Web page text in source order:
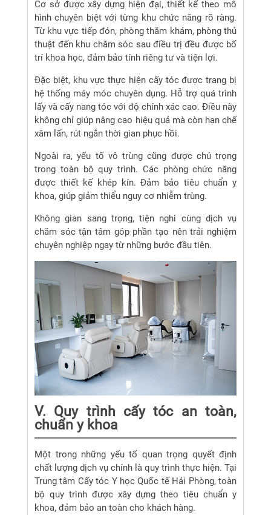
Cơ sở được xây dựng hiện đại, thiết kế theo mô
hình chuyên biệt với từng khu chức năng rõ ràng.
Từ khu vực tiếp đón, phòng thăm khám, phòng thủ
thuật đến khu chăm sóc sau điều trị đều được bố
trí khoa học, đảm bảo tính riêng tư và tiện lợi.
Đặc biệt, khu vực thực hiện cấy tóc được trang bị
hệ thống máy móc chuyên dụng. Hỗ trợ quá trình
lấy và cấy nang tóc với độ chính xác cao. Điều này
không chỉ giúp nâng cao hiệu quả mà còn hạn chế
xâm lấn, rút ngắn thời gian phục hồi.
Ngoài ra, yếu tố vô trùng cũng được chú trọng
trong toàn bộ quy trình. Các phòng chức năng
được thiết kế khép kín. Đảm bảo tiêu chuẩn y
khoa, giúp giảm thiểu nguy cơ nhiễm trùng.
Không gian sang trọng, tiện nghi cùng dịch vụ
chăm sóc tận tâm góp phần tạo nên trải nghiệm
chuyên nghiệp ngay từ những bước đầu tiên.
V. Quy trình cấy tóc an toàn,
chuẩn y khoa
Một trong những yếu tố quan trọng quyết định
chất lượng dịch vụ chính là quy trình thực hiện. Tại
Trung tâm Cấy tóc Y học Quốc tế Hải Phòng, toàn
bộ quy trình được xây dựng theo tiêu chuẩn y
khoa, đảm bảo an toàn cho khách hàng.